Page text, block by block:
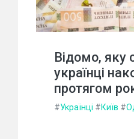
Відомо, яку
українці
протягом
#Українці #Київ #